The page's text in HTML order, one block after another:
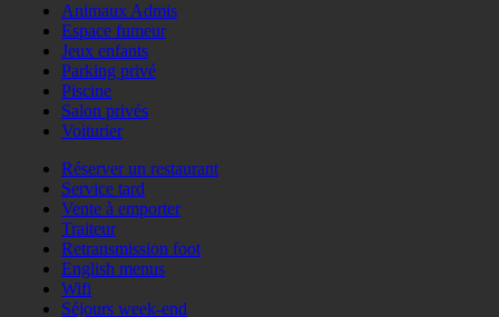
Animaux Admis
Espace fumeur
Jeux enfants
Parking privé
Piscine
Salon privés
Voiturier
Réserver un restaurant
Service tard
Vente à emporter
Traiteur
Retransmission foot
English menus
Wifi
Séjours week-end